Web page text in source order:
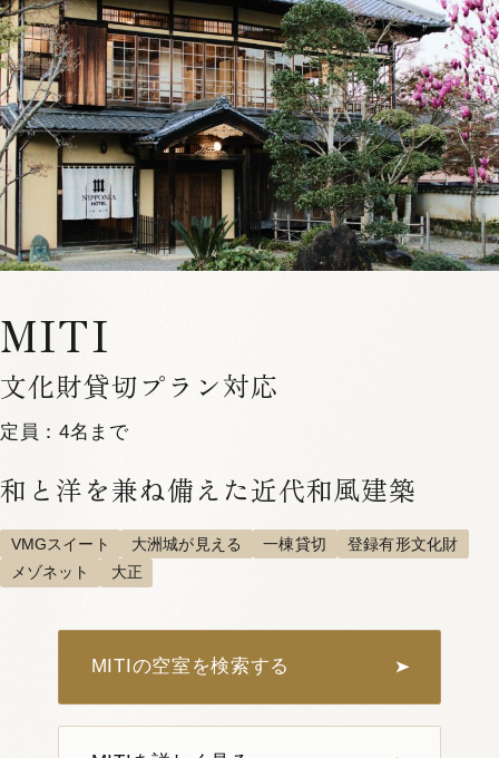
MITI
文化財貸切プラン対応
定員：4名まで
和と洋を兼ね備えた近代和風建築
VMGスイート 大洲城が見える 一棟貸切
登録有形文化財
メゾネット
大正
MITIの空室を検索する
OKI 202
VMGコンフォート メゾネット 檜風呂 お部屋お任せ 江戸